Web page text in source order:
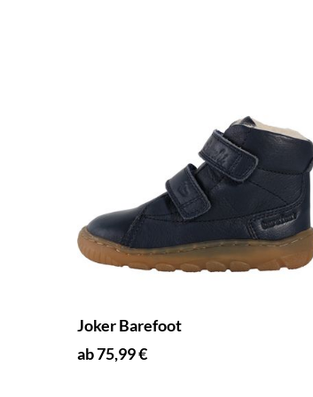
Joker Barefoot
ab 75,99 €